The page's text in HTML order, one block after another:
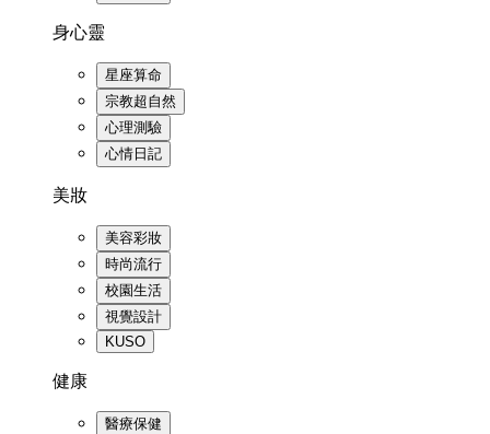
身心靈
星座算命
宗教超自然
心理測驗
心情日記
美妝
美容彩妝
時尚流行
校園生活
視覺設計
KUSO
健康
醫療保健